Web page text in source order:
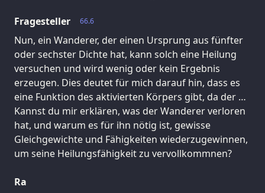
66.6
Fragesteller
Nun, ein Wanderer, der einen Ursprung aus fünfter
oder sechster Dichte hat, kann solch eine Heilung
versuchen und wird wenig oder kein Ergebnis
erzeugen. Dies deutet für mich darauf hin, dass es
eine Funktion des aktivierten Körpers gibt, da der …
Kannst du mir erklären, was der Wanderer verloren
hat, und warum es für ihn nötig ist, gewisse
Gleichgewichte und Fähigkeiten wiederzugewinnen,
um seine Heilungsfähigkeit zu vervollkommnen?
Ra